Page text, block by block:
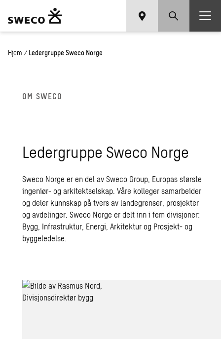
Hjem / Ledergruppe Sweco Norge
OM SWECO
Ledergruppe Sweco Norge
Sweco Norge er en del av Sweco Group, Europas største
ingeniør- og arkitektselskap. Våre kolleger samarbeider
og deler kunnskap på tvers av landegrenser, prosjekter
og avdelinger. Sweco Norge er delt inn i fem divisjoner:
Bygg, Infrastruktur, Energi, Arkitektur og Prosjekt- og
byggeledelse.